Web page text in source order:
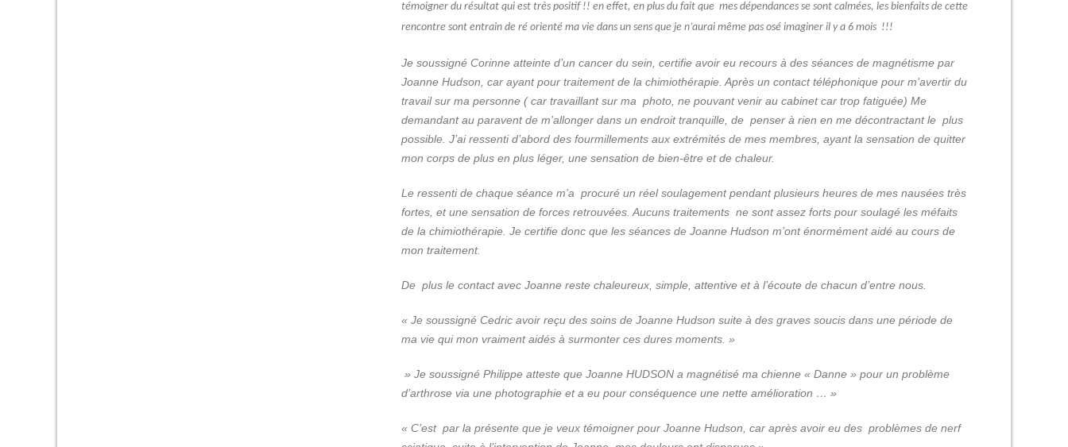
témoigner du résultat qui est très positif !! en effet, en plus du fait que mes dépendances se sont calmées, les bienfaits de cette
rencontre sont entrain de ré orienté ma vie dans un sens que je n’aurai même pas osé imaginer il y a 6 mois !!!
Je soussigné Corinne atteinte d’un cancer du sein, certifie avoir eu recours à des séances de magnétisme par
Joanne Hudson, car ayant pour traitement de la chimiothérapie. Après un contact téléphonique pour m’avertir du
travail sur ma personne ( car travaillant sur ma photo, ne pouvant venir au cabinet car trop fatiguée) Me
demandant au paravent de m’allonger dans un endroit tranquille, de penser à rien en me décontractant le plus
possible. J’ai ressenti d’abord des fourmillements aux extrémités de mes membres, ayant la sensation de quitter
mon corps de plus en plus léger, une sensation de bien-être et de chaleur.
Le ressenti de chaque séance m’a procuré un réel soulagement pendant plusieurs heures de mes nausées très
fortes, et une sensation de forces retrouvées. Aucuns traitements ne sont assez forts pour soulagé les méfaits
de la chimiothérapie. Je certifie donc que les séances de Joanne Hudson m’ont énormément aidé au cours de
mon traitement.
De plus le contact avec Joanne reste chaleureux, simple, attentive et à l’écoute de chacun d’entre nous.
« Je soussigné Cedric avoir reçu des soins de Joanne Hudson suite à des graves soucis dans une période de
ma vie qui mon vraiment aidés à surmonter ces dures moments. »
» Je soussigné Philippe atteste que Joanne HUDSON a magnétisé ma chienne « Danne » pour un problème
d’arthrose via une photographie et a eu pour conséquence une nette amélioration … »
« C’est par la présente que je veux témoigner pour Joanne Hudson, car après avoir eu des problèmes de nerf